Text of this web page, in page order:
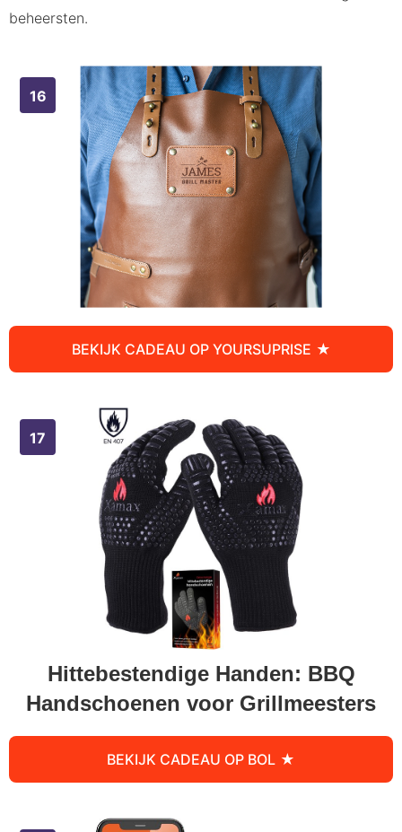
beheersten.
BEKIJK CADEAU OP YOURSUPRISE
Hittebestendige Handen: BBQ
Handschoenen voor Grillmeesters
BEKIJK CADEAU OP BOL